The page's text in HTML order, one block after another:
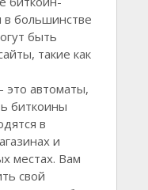
в большинстве
быть
такие как
это автоматы,
биткоины
в
и
местах. Вам
свой